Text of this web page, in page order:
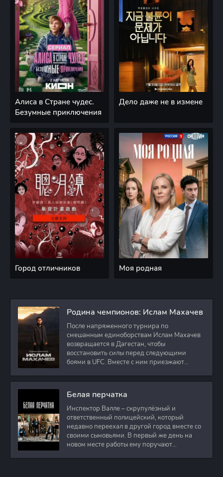
Алиса в Стране чудес.
Безумные приключения
Дело даже не в измене
Город отличников Моя родная
Родина чемпионов: Ислам Махачев
После напряженного турнира по
смешанным единоборствам Ислам Махачев
возвращается в Дагестан, чтобы
восстановить силы перед следующими
боями в UFC. Вместе с ним приезжают
Белая перчатка
Инспектор Валле – скрупулёзный и
ответственный полицейский, который
недавно переехал в другой город вместе со
своими сыновьями. В первый же день на
новом месте работы ему поручают